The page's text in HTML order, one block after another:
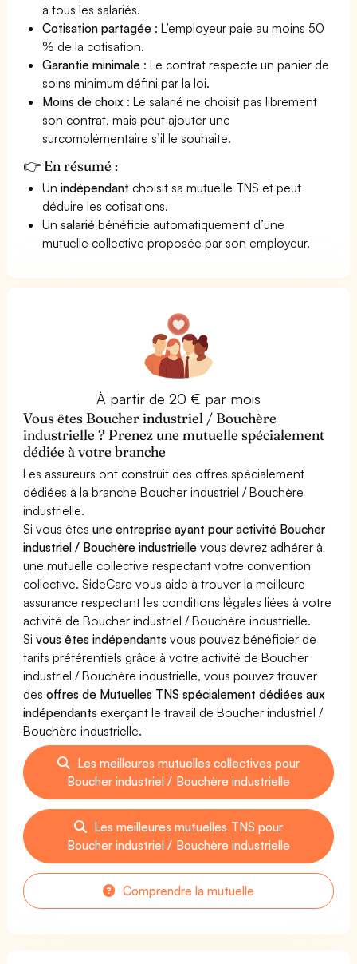
à tous les salariés.
Cotisation partagée : L’employeur paie au moins 50
% de la cotisation.
Garantie minimale : Le contrat respecte un panier de
soins minimum défini par la loi.
Moins de choix : Le salarié ne choisit pas librement
son contrat, mais peut ajouter une
surcomplémentaire s’il le souhaite.
👉 En résumé :
Unindépendant choisit sa mutuelle TNS et peut
déduire les cotisations.
Unsalarié bénéficie automatiquement d’une
mutuelle collective proposée par son employeur.
À partir de 20 € par mois
Vous êtes Boucher industriel / Bouchère
industrielle ? Prenez une mutuelle spécialement
dédiée à votre branche
Les assureurs ont construit des offres spécialement
dédiées à la branche Boucher industriel / Bouchère
industrielle.
Si vous êtesune entreprise ayant pour activité Boucher
industriel / Bouchère industrielle vous devrez adhérer à
une mutuelle collective respectant votre convention
collective. SideCare vous aide à trouver la meilleure
assurance respectant les conditions légales liées à votre
activité de Boucher industriel / Bouchère industrielle.
Sivous êtes indépendants vous pouvez bénéficier de
tarifs préférentiels grâce à votre activité de Boucher
industriel / Bouchère industrielle, vous pouvez trouver
desoffres de Mutuelles TNS spécialement dédiées aux
indépendants exerçant le travail de Boucher industriel /
Bouchère industrielle.
Les meilleures mutuelles collectives pour
Boucher industriel / Bouchère industrielle
Les meilleures mutuelles TNS pour
Boucher industriel / Bouchère industrielle
Comprendre la mutuelle